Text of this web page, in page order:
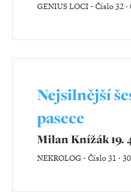
GENIUS LOCI-Číslo 32
Nejsilnější
pasece
Milan Knížák 19.
NEKROLOG-Číslo 31 ‧